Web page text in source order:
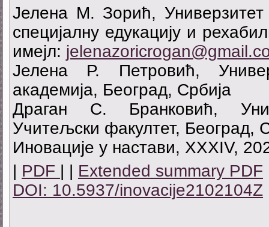
Јелена М. Зорић, Универзитет
специјалну едукацију и
имејл:
Јелена Р. Петровић,
академија, Београд, Србија
Драган С. Бранковић,
Учитељски факултет, Београд,
Иновације у настави, XXXIV,
PDF Extended summary PDF
DOI: 10.5937/inovacije2102104Z